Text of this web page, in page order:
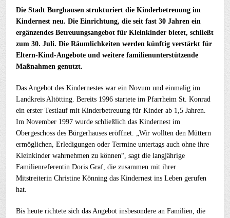
Die Stadt Burghausen strukturiert die Kinderbetreuung im
Kindernest neu. Die Einrichtung, die seit fast 30 Jahren ein
ergänzendes Betreuungsangebot für Kleinkinder bietet, schließt
zum 30. Juli. Die Räumlichkeiten werden künftig verstärkt für
Eltern-Kind-Angebote und weitere familienunterstützende
Maßnahmen genutzt.
Das Angebot des Kindernestes war ein Novum und einmalig im
Landkreis Altötting. Bereits 1996 startete im Pfarrheim St. Konrad
ein erster Testlauf mit Kinderbetreuung für Kinder ab 1,5 Jahren.
Im November 1997 wurde schließlich das Kindernest im
Obergeschoss des Bürgerhauses eröffnet. „Wir wollten den Müttern
ermöglichen, Erledigungen oder Termine untertags auch ohne ihre
Kleinkinder wahrnehmen zu können“, sagt die langjährige
Familienreferentin Doris Graf, die zusammen mit ihrer
Mitstreiterin Christine Könning das Kindernest ins Leben gerufen
hat.
Bis heute richtete sich das Angebot insbesondere an Familien, die